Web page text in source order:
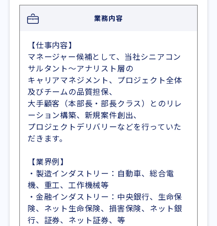
業務内容
【仕事内容】
マネージャー候補として、当社シニアコン
サルタント～アナリスト層の
キャリアマネジメント、プロジェクト全体
及びチームの品質担保、
大手顧客（本部長・部長クラス）とのリレ
ーション構築、新規案件創出、
プロジェクトデリバリーなどを行っていた
だきます。
【業界例】
・製造インダストリー：自動車、総合電
機、重工、工作機械等
・金融インダストリー：中央銀行、生命保
険、ネット生命保険、損害保険、ネット銀
行、証券、ネット証券、等